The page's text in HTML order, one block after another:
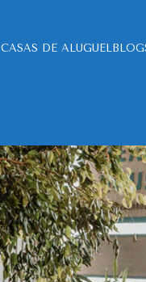
CASAS DE ALUGUELBLOG
PUBLICAÇÕES